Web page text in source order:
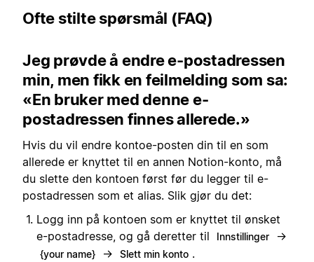
Ofte stilte spørsmål (FAQ)
Jeg prøvde å endre e-postadressen
min, men fikk en feilmelding som sa:
«En bruker med denne e-
postadressen finnes allerede.»
Hvis du vil endre kontoe-posten din til en som
allerede er knyttet til en annen Notion-konto, må
du slette den kontoen først før du legger til e-
postadressen som et alias. Slik gjør du det:
Logg inn på kontoen som er knyttet til ønsket
e-postadresse, og gå deretter til
Innstillinger →
{your name} → Slett min konto .